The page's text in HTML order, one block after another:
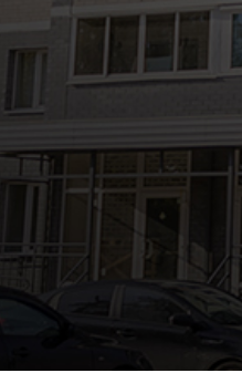
Выбор недвижимости
Офис продаж
О компании
Онлайн-запись